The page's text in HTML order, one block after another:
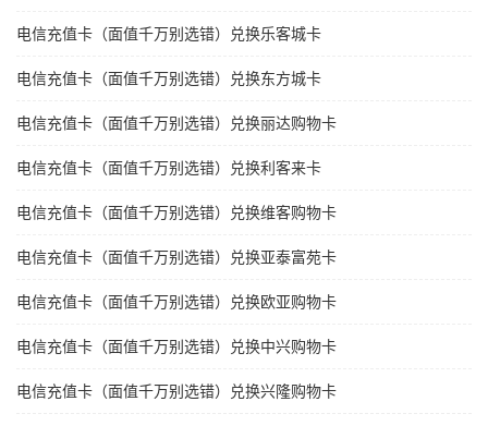
电信充值卡（面值千万别选错）兑换乐客城卡
电信充值卡（面值千万别选错）兑换东方城卡
电信充值卡（面值千万别选错）兑换丽达购物卡
电信充值卡（面值千万别选错）兑换利客来卡
电信充值卡（面值千万别选错）兑换维客购物卡
电信充值卡（面值千万别选错）兑换亚泰富苑卡
电信充值卡（面值千万别选错）兑换欧亚购物卡
电信充值卡（面值千万别选错）兑换中兴购物卡
电信充值卡（面值千万别选错）兑换兴隆购物卡